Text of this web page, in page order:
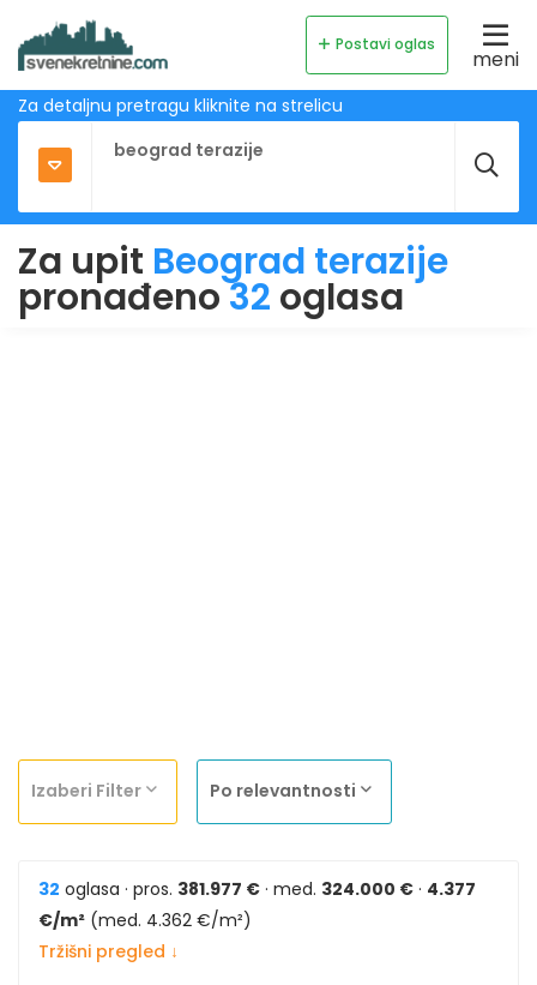
Postavi oglas
meni
Za detaljnu pretragu kliknite na strelicu
Za upit Beograd terazije
pronađeno32 oglasa
Izaberi Filter Po relevantnosti
32 oglasa · pros. 381.977 € · med. 324.000 € · 4.377
€/m² (med. 4.362 €/m²)
Tržišni pregled ↓